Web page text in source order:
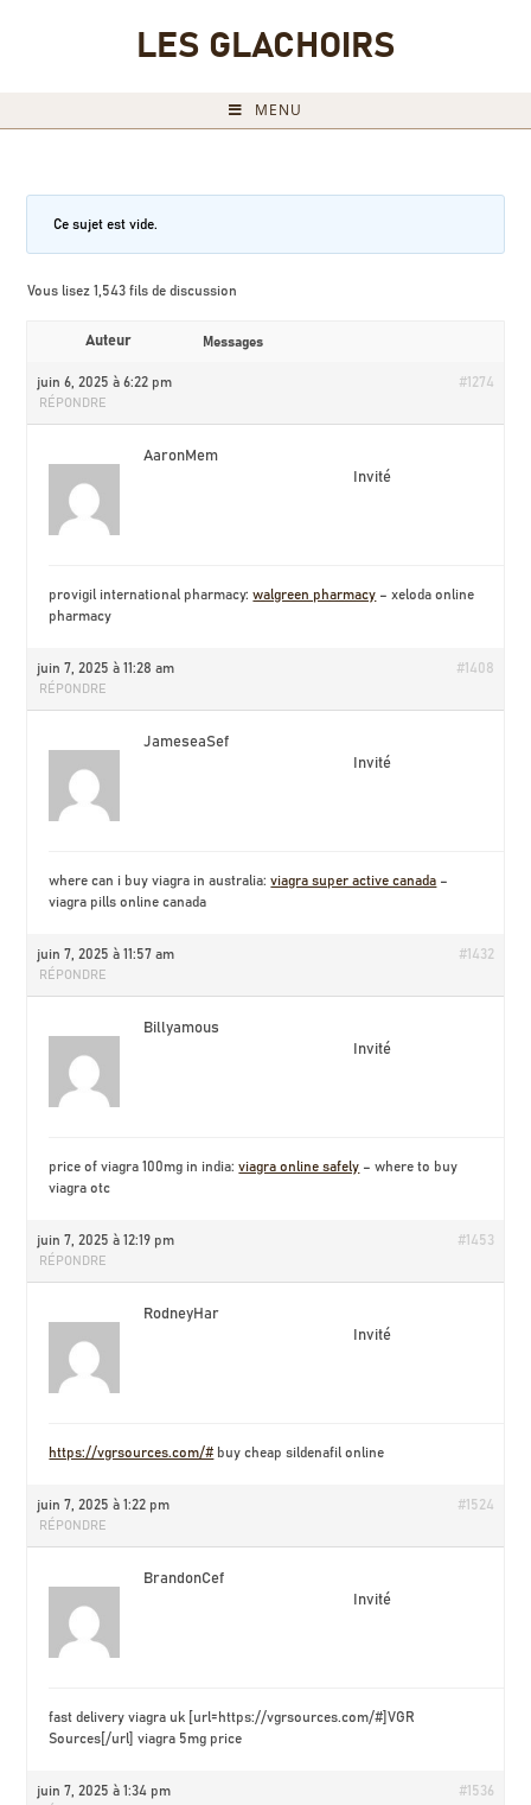
LES GLACHOIRS
MENU
Ce sujet est vide.
Vous lisez 1,543 fils de discussion
Auteur Messages
juin 6, 2025 à 6:22 pm #1274
RÉPONDRE
AaronMem
Invité
provigil international pharmacy:walgreen pharmacy – xeloda online
pharmacy
juin 7, 2025 à 11:28 am #1408
RÉPONDRE
JameseaSef
Invité
where can i buy viagra in australia:viagra super active canada –
viagra pills online canada
juin 7, 2025 à 11:57 am #1432
RÉPONDRE
Billyamous
Invité
price of viagra 100mg in india:viagra online safely – where to buy
viagra otc
juin 7, 2025 à 12:19 pm #1453
RÉPONDRE
RodneyHar
Invité
https://vgrsources.com/# buy cheap sildenafil online
juin 7, 2025 à 1:22 pm #1524
RÉPONDRE
BrandonCef
Invité
fast delivery viagra uk [url=https://vgrsources.com/#]VGR
Sources[/url] viagra 5mg price
juin 7, 2025 à 1:34 pm #1536